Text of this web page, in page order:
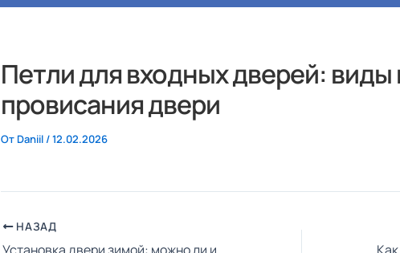
Петли для входных дверей:
провисания двери
ОтDaniil /12.02.2026
НАЗАД